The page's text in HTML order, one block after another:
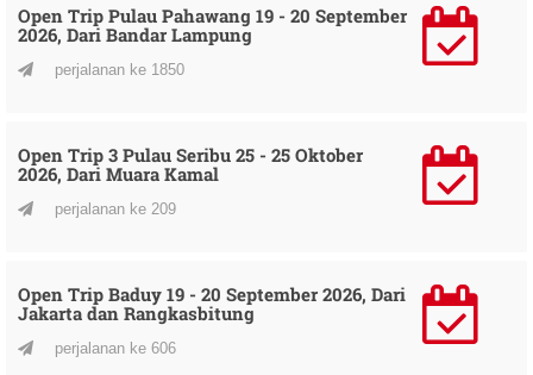
Open Trip Pulau Pahawang 19 - 20 September
2026, Dari Bandar Lampung
perjalanan ke 1850
Open Trip 3 Pulau Seribu 25 - 25 Oktober
2026, Dari Muara Kamal
perjalanan ke 209
Open Trip Baduy 19 - 20 September 2026, Dari
Jakarta dan Rangkasbitung
perjalanan ke 606